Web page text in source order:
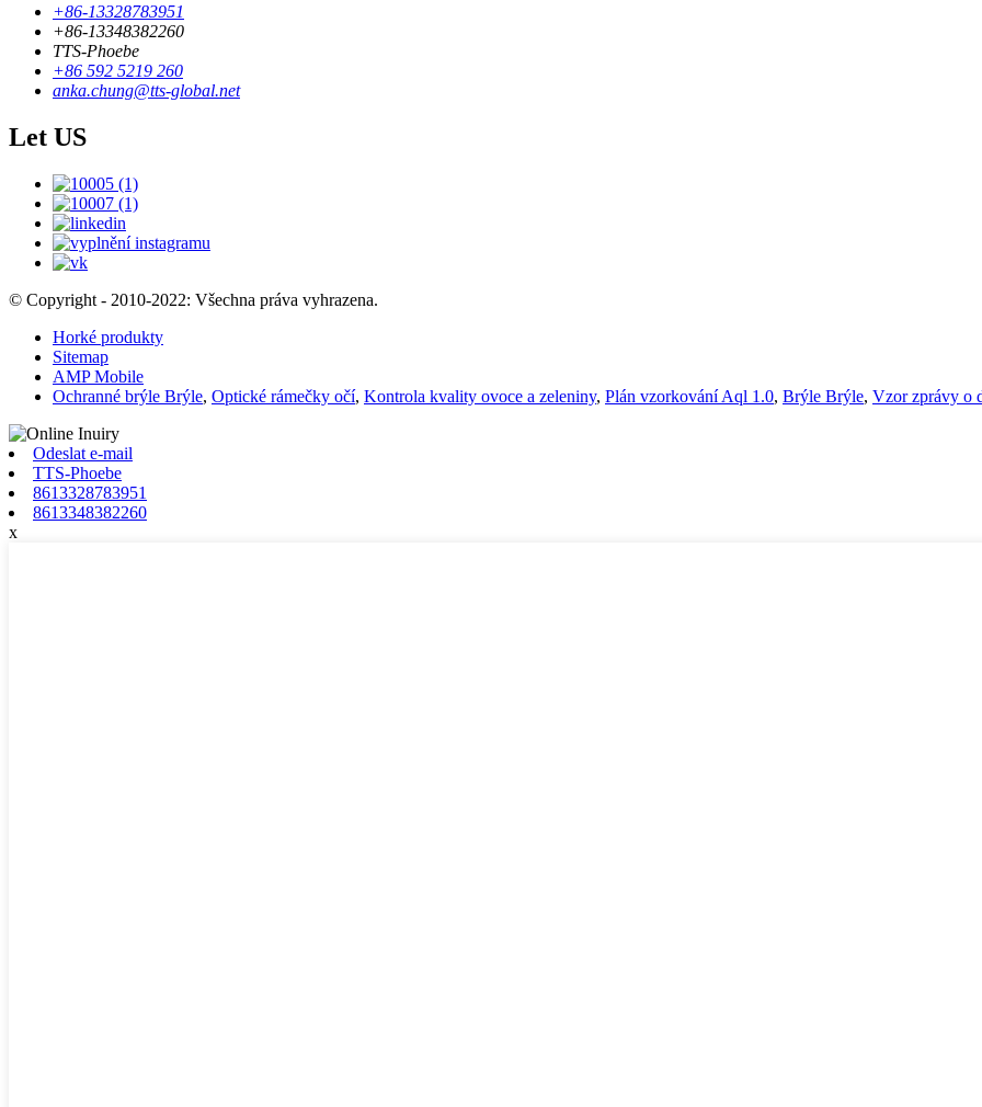
+86-13328783951
+86-13348382260
TTS-Phoebe
+86 592 5219 260
anka.chung@tts-global.net
Let US
© Copyright - 2010-2022: Všechna práva vyhrazena.
Horké produkty
Sitemap
AMP Mobile
Ochranné brýle Brýle, Optické rámečky očí, Kontrola kvality ovoce a zeleniny, Plán vzorkování Aql 1.0, Brýle Brýle, Vzor zprávy o
Odeslat e-mail
TTS-Phoebe
8613328783951
8613348382260
x